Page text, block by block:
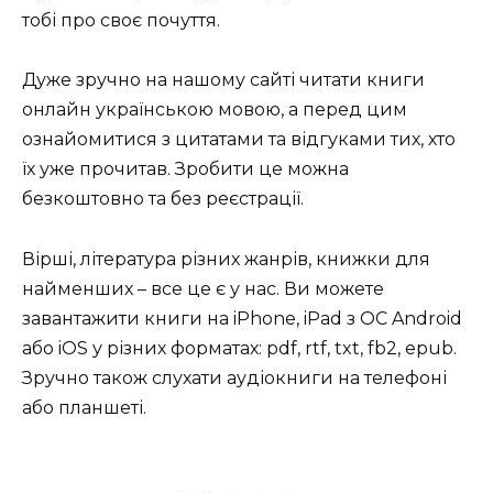
тобі про своє почуття.
Дуже зручно на нашому сайті читати книги
онлайн українською мовою, а перед цим
ознайомитися з цитатами та відгуками тих, хто
їх уже прочитав.Зробити це можна
безкоштовно та без реєстрації.
Вірші, література різних жанрів, книжки для
найменших – все це є у нас. Ви можете
завантажити книги на iPhone, iPad з ОС Android
або iOS у різних форматах: pdf, rtf, txt, fb2, epub.
Зручно також слухати аудіокниги на телефоні
або планшеті.